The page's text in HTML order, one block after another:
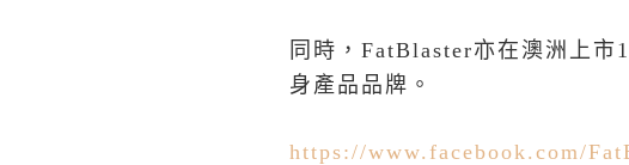
同時， FatBlaster亦在澳洲上市
身產品品牌。
https://www.facebook.com/